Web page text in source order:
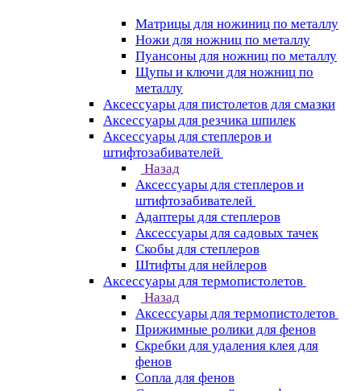
Матрицы для ножиниц по металлу
Ножи для ножниц по металлу
Пуансоны для ножниц по металлу
Щупы и ключи для ножниц по
металлу
Аксессуары для пистолетов для смазки
Аксессуары для резчика шпилек
Аксессуары для степлеров и
штифтозабивателей
Назад
Аксессуары для степлеров и
штифтозабивателей
Адаптеры для степлеров
Аксессуары для садовых тачек
Скобы для степлеров
Штифты для нейлеров
Аксессуары для термопистолетов
Назад
Аксессуары для термопистолетов
Прижимные ролики для фенов
Скребки для удаления клея для
фенов
Сопла для фенов